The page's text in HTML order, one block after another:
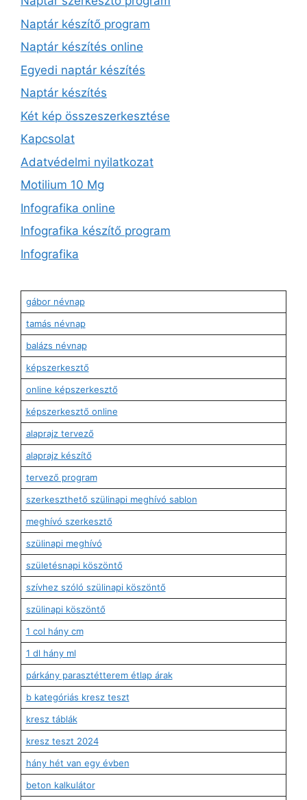
Naptár készítő program
Naptár készítés online
Egyedi naptár készítés
Naptár készítés
Két kép összeszerkesztése
Kapcsolat
Adatvédelmi nyilatkozat
Motilium 10 Mg
Infografika online
Infografika készítő program
Infografika
gábor névnap
tamás névnap
balázs névnap
képszerkesztő
online képszerkesztő
képszerkesztő online
alaprajz tervező
alaprajz készítő
tervező program
szerkeszthető szülinapi meghívó sablon
meghívó szerkesztő
szülinapi meghívó
születésnapi köszöntő
szívhez szóló szülinapi köszöntő
szülinapi köszöntő
1 col hány cm
1 dl hány ml
párkány parasztétterem étlap árak
b kategóriás kresz teszt
kresz táblák
kresz teszt 2024
hány hét van egy évben
beton kalkulátor